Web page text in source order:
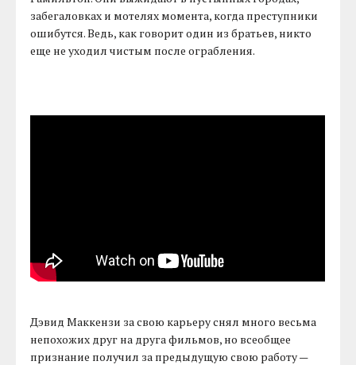
забегаловках и мотелях момента, когда преступники
ошибутся. Ведь, как говорит один из братьев, никто
еще не уходил чистым после ограбления.
Дэвид Маккензи за свою карьеру снял много весьма
непохожих друг на друга фильмов, но всеобщее
признание получил за предыдущую свою работу —